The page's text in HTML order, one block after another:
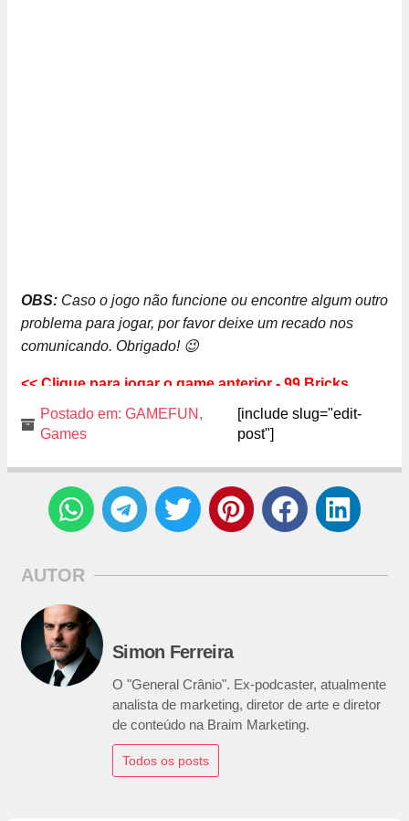
OBS: Caso o jogo não funcione ou encontre algum outro
problema para jogar, por favor deixe um recado nos
comunicando. Obrigado! 😉
<< Clique para jogar o game anterior - 99 Bricks
Postado em: GAMEFUN ,
Games
[include slug="edit-
post"]
AUTOR
Simon Ferreira
O "General Crânio". Ex-podcaster, atualmente
analista de marketing, diretor de arte e diretor
de conteúdo na Braim Marketing.
Todos os posts